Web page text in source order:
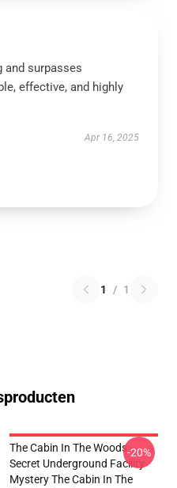
and surpasses
effective, and highly
Apr 16, 2025
1 / 1
The Cabin In The Woods -
Secret Underground Facility
Mystery The Cabin In The
-20%